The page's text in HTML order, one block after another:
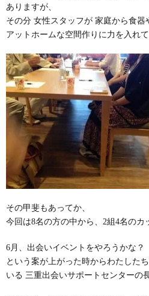
ありますが、
その分 女性スタッフが 家庭から食器
アットホームな空間作りに力を入れて
その甲斐もあってか、
今回は8名の方の中から、2組4名のカ
6月、出会いイベントをやろうかな？
という案が上がった時からわたした
いる 三重出会いサポートセンターの